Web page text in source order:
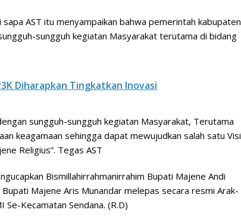
AST itu menyampaikan bahwa pemerintah kabupaten
sungguh kegiatan Masyarakat terutama di bidang
Diharapkan Tingkatkan Inovasi
sungguh-sungguh kegiatan Masyarakat, Terutama
keagamaan sehingga dapat mewujudkan salah satu Visi
Religius”. Tegas AST
Bismillahirrahmanirrahim Bupati Majene Andi
Majene Aris Munandar melepas secara resmi Arak-
Kecamatan Sendana. (R.D)